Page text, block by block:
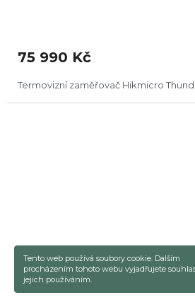
Tento web používá soubory cookie. Dalším
procházením tohoto webu vyjadřujete
jejich používáním.
75 990 Kč
Termovizní zaměřovač Hikmicro